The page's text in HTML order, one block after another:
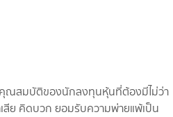
ณสมบัติของนักลงทุนหุ้นที่ต้องมีไม่ว่า
สีย คิดบวก ยอมรับความพ่ายแพ้เป็น